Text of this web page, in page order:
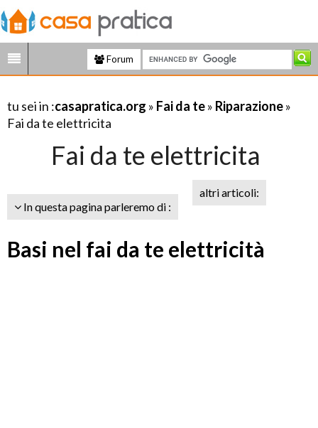
Forum
tu sei in :casapratica.org » Fai da te» Riparazione»
Fai da te elettricita
Fai da te elettricita
In questa pagina parleremo di :
altri articoli:
Basi nel fai da te elettricità